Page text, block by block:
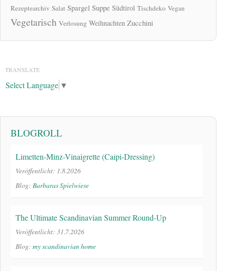
Rezeptearchiv Salat Spargel Suppe Südtirol Tischdeko Vegan
Vegetarisch Verlosung Weihnachten Zucchini
TRANSLATE
Select Language ▼
BLOGROLL
Limetten-Minz-Vinaigrette (Caipi-Dressing)
Veröffentlicht: 1.8.2026
Blog: Barbaras Spielwiese
The Ultimate Scandinavian Summer Round-Up
Veröffentlicht: 31.7.2026
Blog: my scandinavian home